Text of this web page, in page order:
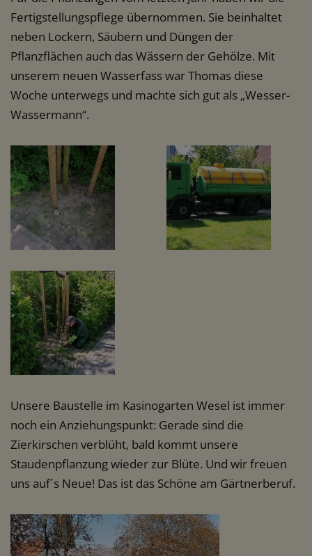
Fertigstellungspflege übernommen. Sie beinhaltet
neben Lockern, Säubern und Düngen der
Pflanzflächen auch das Wässern der Gehölze. Mit
unserem neuen Wasserfass war Thomas diese
Woche unterwegs und machte sich gut als „Wesser-
Wassermann“.
Unsere Baustelle im Kasinogarten Wesel ist immer
noch ein Anziehungspunkt: Gerade sind die
Zierkirschen verblüht, bald kommt unsere
Staudenpflanzung wieder zur Blüte. Und wir freuen
uns auf´s Neue! Das ist das Schöne am Gärtnerberuf.